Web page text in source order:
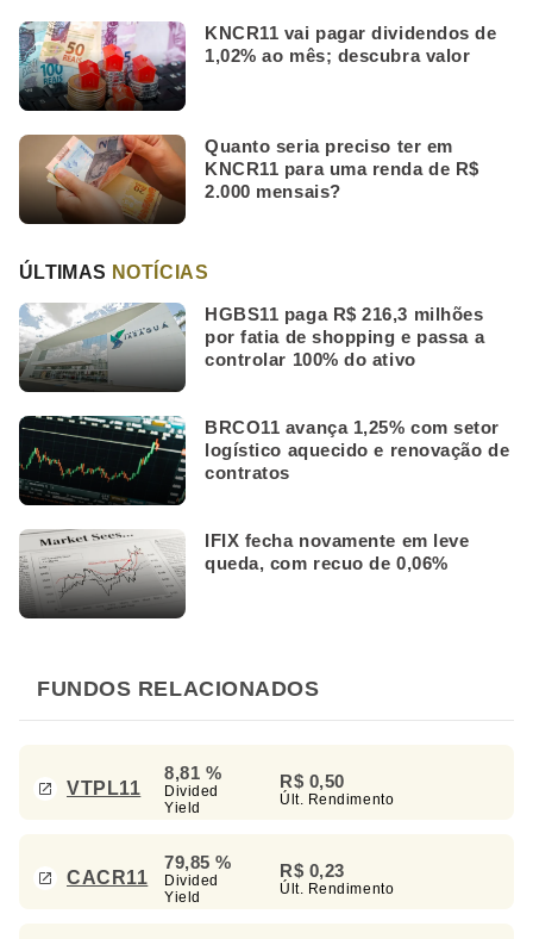
KNCR11 vai pagar dividendos de
1,02% ao mês; descubra valor
Quanto seria preciso ter em
KNCR11 para uma renda de R$
2.000 mensais?
ÚLTIMAS NOTÍCIAS
HGBS11 paga R$ 216,3 milhões
por fatia de shopping e passa a
controlar 100% do ativo
BRCO11 avança 1,25% com setor
logístico aquecido e renovação de
contratos
IFIX fecha novamente em leve
queda, com recuo de 0,06%
FUNDOS RELACIONADOS
VTPL11
8,81 %
Divided
Yield
R$ 0,50
Últ. Rendimento
CACR11
79,85 %
Divided
Yield
R$ 0,23
Últ. Rendimento